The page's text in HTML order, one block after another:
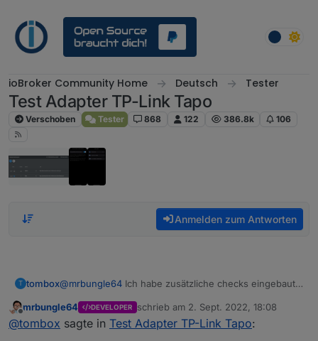
ioBroker Community Home Deutsch Tester
Test Adapter TP-Link Tapo
Verschoben Tester 868 122 386.8k 106
Anmelden zum Antworten
T tombox@mrbungle64 Ich habe zusätzliche checks eingebaut
Offline
mrbungle64 DEVELOPER schrieb am 2. Sept. 2022, 18:08
zuletzt editiert von
@tombox sagte in Test Adapter TP-Link Tapo: